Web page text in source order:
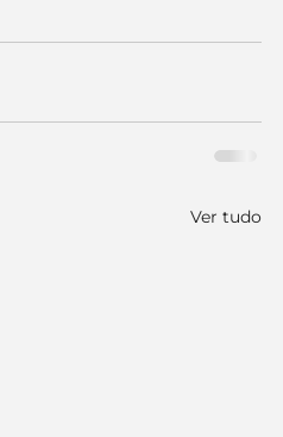
Ver tudo